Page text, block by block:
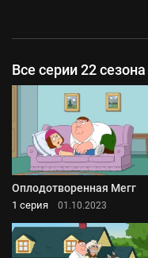
Все серии 22 сезона
Оплодотворенная Мегг
1 серия 01.10.2023